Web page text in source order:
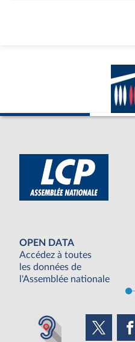
OPEN DATA
Accédez à toutes
les données de
l'Assemblée nationale